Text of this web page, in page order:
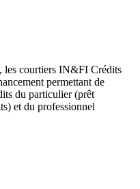
les courtiers IN&FI Crédits
permettant de
du particulier (prêt
et du professionnel